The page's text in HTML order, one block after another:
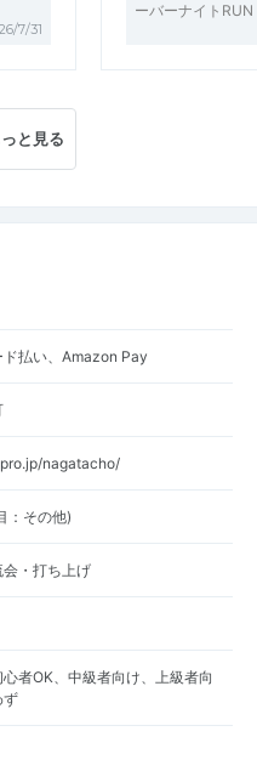
7/31
ーバーナイト
と見る
ド払い、Amazon Pay
nagatacho/
：その他)
・打ち上げ
者OK、中級者向け、上級者向
ず